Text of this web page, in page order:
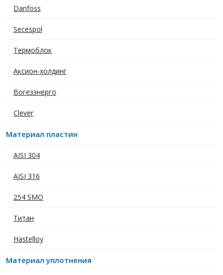
Danfoss
Secespol
Термоблок
Аксион-холдинг
Вогезэнерго
Clever
Материал пластин
AISI 304
AISI 316
254 SMO
Титан
Hastelloy
Материал уплотнения